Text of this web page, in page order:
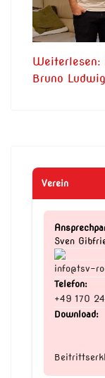
Weiterlesen:
Bruno Ludwig
Verein
Sven
info@tsv-
Telefon:
+49 170
Download: